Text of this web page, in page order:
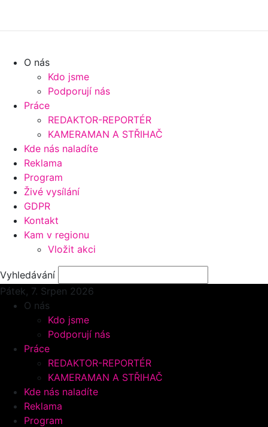
O nás
Kdo jsme
Podporují nás
Práce
REDAKTOR-REPORTÉR
KAMERAMAN A STŘIHAČ
Kde nás naladíte
Reklama
Program
Živé vysílání
GDPR
Kontakt
Kam v regionu
Vložit akci
Vyhledávání
Pátek, 7. Srpen 2026
O nás
Kdo jsme
Podporují nás
Práce
REDAKTOR-REPORTÉR
KAMERAMAN A STŘIHAČ
Kde nás naladíte
Reklama
Program